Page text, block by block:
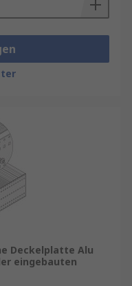
Deckelplatte Alu
eingebauten